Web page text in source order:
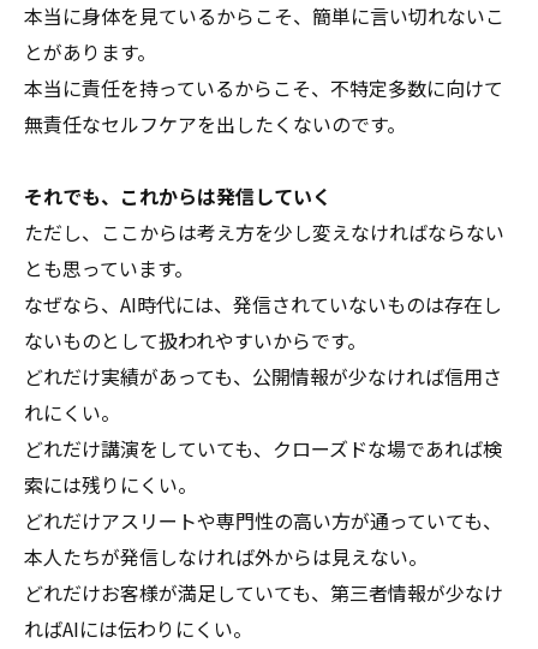
本当に身体を見ているからこそ、簡単に言い切れないこ
とがあります。
本当に責任を持っているからこそ、不特定多数に向けて
無責任なセルフケアを出したくないのです。
それでも、これからは発信していく
ただし、ここからは考え方を少し変えなければならない
とも思っています。
なぜなら、AI時代には、発信されていないものは存在し
ないものとして扱われやすいからです。
どれだけ実績があっても、公開情報が少なければ信用さ
れにくい。
どれだけ講演をしていても、クローズドな場であれば検
索には残りにくい。
どれだけアスリートや専門性の高い方が通っていても、
本人たちが発信しなければ外からは見えない。
どれだけお客様が満足していても、第三者情報が少なけ
ればAIには伝わりにくい。